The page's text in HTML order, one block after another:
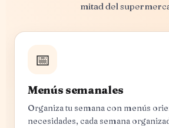
mitad del
📅
Menús semanales
Organiza tu semana con menús
necesidades, cada semana